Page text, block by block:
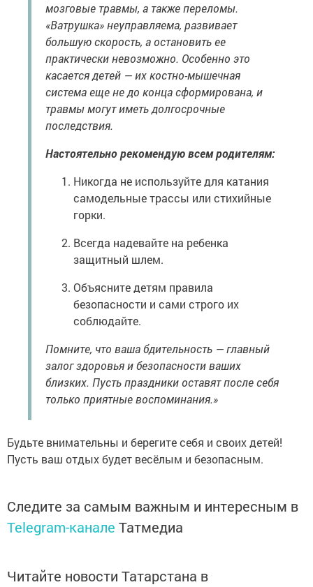
мозговые травмы, а также переломы.
«Ватрушка» неуправляема, развивает
большую скорость, а остановить ее
практически невозможно. Особенно это
касается детей — их костно-мышечная
система еще не до конца сформирована, и
травмы могут иметь долгосрочные
последствия.
Настоятельно рекомендую всем родителям:
Никогда не используйте для катания
самодельные трассы или стихийные
горки.
Всегда надевайте на ребенка
защитный шлем.
Объясните детям правила
безопасности и сами строго их
соблюдайте.
Помните, что ваша бдительность — главный
залог здоровья и безопасности ваших
близких. Пусть праздники оставят после себя
только приятные воспоминания.»
Будьте внимательны и берегите себя и своих детей!
Пусть ваш отдых будет весёлым и безопасным.
Следите за самым важным и интересным в
Telegram-канале Татмедиа
Читайте новости Татарстана в